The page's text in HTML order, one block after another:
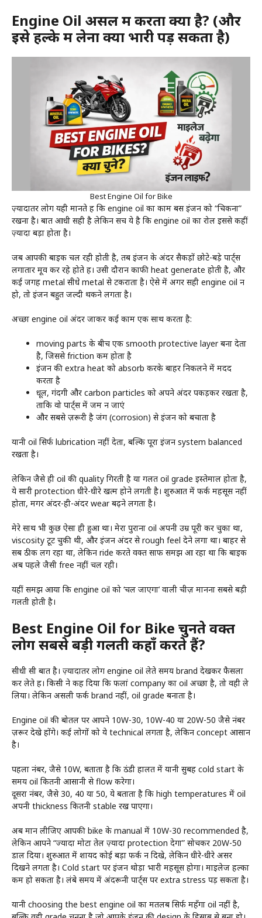
Engine Oil असल में करता क्या है? (और
इसे हल्के में लेना क्यों भारी पड़ सकता है)
Best Engine Oil for Bike
ज़्यादातर लोग यही मानते हैं कि engine oil का काम बस इंजन को “चिकना”
रखना है। बात आधी सही है लेकिन सच ये है कि engine oil का रोल इससे कहीं
ज़्यादा बड़ा होता है।
जब आपकी बाइक चल रही होती है, तब इंजन के अंदर सैकड़ों छोटे-बड़े पार्ट्स
लगातार मूव कर रहे होते हैं। उसी दौरान काफी heat generate होती है, और
कई जगह metal सीधे metal से टकराता है। ऐसे में अगर सही engine oil न
हो, तो इंजन बहुत जल्दी थकने लगता है।
अच्छा engine oil अंदर जाकर कई काम एक साथ करता है:
moving parts के बीच एक smooth protective layer बना देता
है, जिससे friction कम होता है
इंजन की extra heat को absorb करके बाहर निकलने में मदद
करता है
धूल, गंदगी और carbon particles को अपने अंदर पकड़कर रखता है,
ताकि वो पार्ट्स में जम न जाएं
और सबसे ज़रूरी है जंग (corrosion) से इंजन को बचाता है
यानी oil सिर्फ lubrication नहीं देता, बल्कि पूरा इंजन system balanced
रखता है।
लेकिन जैसे ही oil की quality गिरती है या गलत oil grade इस्तेमाल होता है,
ये सारी protection धीरे-धीरे खत्म होने लगती है। शुरुआत में फर्क महसूस नहीं
होता, मगर अंदर-ही-अंदर wear बढ़ने लगता है।
मेरे साथ भी कुछ ऐसा ही हुआ था। मेरा पुराना oil अपनी उम्र पूरी कर चुका था,
viscosity टूट चुकी थी, और इंजन अंदर से rough feel देने लगा था। बाहर से
सब ठीक लग रहा था, लेकिन ride करते वक्त साफ समझ आ रहा था कि बाइक
अब पहले जैसी free नहीं चल रही।
यहीं समझ आया कि engine oil को ‘चल जाएगा’ वाली चीज़ मानना सबसे बड़ी
गलती होती है।
Best Engine Oil for Bike चुनते वक्त
लोग सबसे बड़ी गलती कहाँ करते हैं?
सीधी सी बात है। ज़्यादातर लोग engine oil लेते समय brand देखकर फैसला
कर लेते हैं। किसी ने कह दिया कि फलां company का oil अच्छा है, तो वही ले
लिया। लेकिन असली फर्क brand नहीं, oil grade बनाता है।
Engine oil की बोतल पर आपने 10W-30, 10W-40 या 20W-50 जैसे नंबर
ज़रूर देखे होंगे। कई लोगों को ये technical लगता है, लेकिन concept आसान
है।
पहला नंबर, जैसे 10W, बताता है कि ठंडी हालत में यानी सुबह cold start के
समय oil कितनी आसानी से flow करेगा।
दूसरा नंबर, जैसे 30, 40 या 50, ये बताता है कि high temperatures में oil
अपनी thickness कितनी stable रख पाएगा।
अब मान लीजिए आपकी bike के manual में 10W-30 recommended है,
लेकिन आपने “ज्यादा मोटा तेल ज़्यादा protection देगा” सोचकर 20W-50
डाल दिया। शुरुआत में शायद कोई बड़ा फर्क न दिखे, लेकिन धीरे-धीरे असर
दिखने लगता है। Cold start पर इंजन थोड़ा भारी महसूस होगा। माइलेज हल्का
कम हो सकता है। लंबे समय में अंदरूनी पार्ट्स पर extra stress पड़ सकता है।
यानी choosing the best engine oil का मतलब सिर्फ महँगा oil नहीं है,